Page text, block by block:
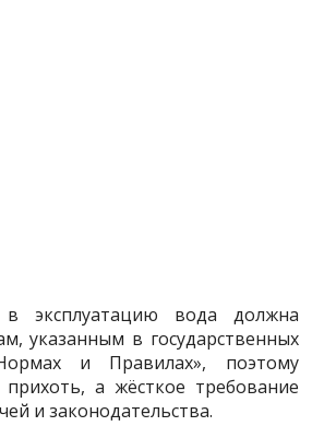
эксплуатацию вода должна
указанным в государственных
и Правилах», поэтому
а жёсткое требование
и законодательства.